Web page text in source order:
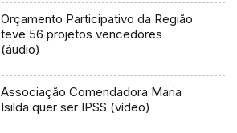
Orçamento Participativo da Região
teve 56 projetos vencedores
(áudio)
Associação Comendadora Maria
Isilda quer ser IPSS (vídeo)